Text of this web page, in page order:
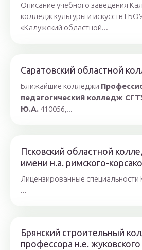
Описание учебного заведения
колледж культуры и искусств
«Калужский областной...
Саратовский областной
Ближайшие колледжи
педагогический колледж
Ю.А. 410056,...
Псковский областной
имени н.а. римского-
Лицензированные специальности
...
Брянский строительный
профессора н.е. жуковского